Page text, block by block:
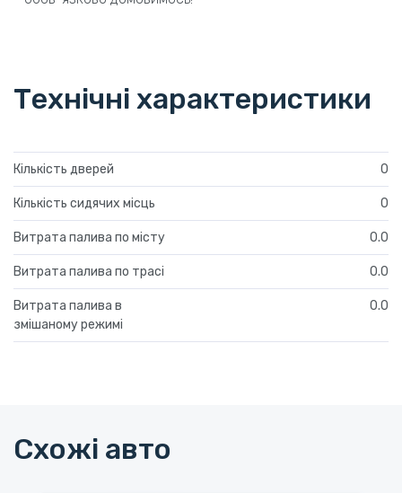
Технічні характеристики
Кількість дверей 0
Кількість сидячих місць 0
Витрата палива по місту 0.0
Витрата палива по трасі 0.0
Витрата палива в
змішаному режимі
0.0
Схожі авто